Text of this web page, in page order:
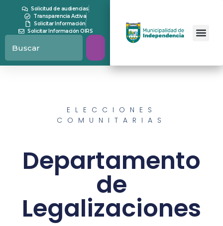
Solicitud de audiencias
Transparencia Activa
Solicitar Información
Solicitar Información OIRS
ELECCIONES
COMUNITARIAS
Departamento
de
Legalizaciones